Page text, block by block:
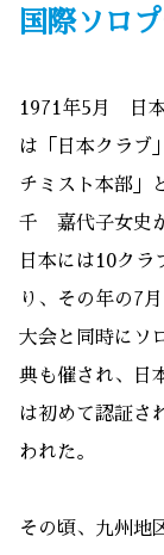
国際ソロ
1971年5月 日
は「日本クラブ
チミスト本部」
千 嘉代子女史
日本には10クラ
り、その年の7
大会と同時にソ
典も催され、日
は初めて認証さ
われた。
その頃、九州地